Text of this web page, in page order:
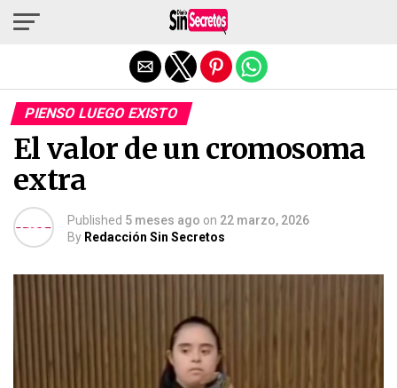
PIENSO LUEGO EXISTO
El valor de un cromosoma
extra
Published 5 meses ago on 22 marzo, 2026
By Redacción Sin Secretos
Salir de la versión móvil